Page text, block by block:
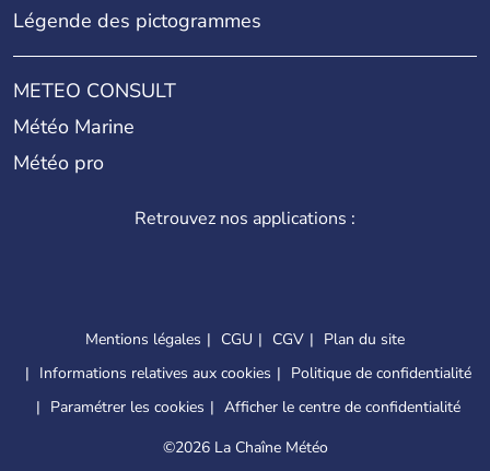
Légende des pictogrammes
METEO CONSULT
Météo Marine
Météo pro
Retrouvez nos applications :
Mentions légales CGU CGV
Plan du site
Informations relatives aux cookies
Politique de confidentialité
Paramétrer les cookies
Afficher le centre de confidentialité
©2026 La Chaîne Météo